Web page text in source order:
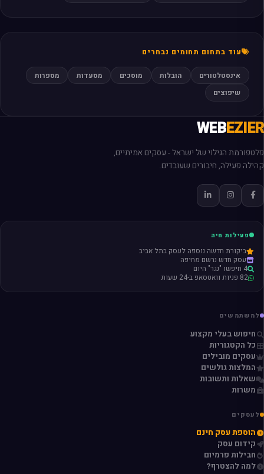
עוד בתחום תחומים נבחרים
אינסטלטורים הובלות מוסכים מסעדות
מספרות
שיפוצים
WEBEZIER
פלטפורמת הגילוי של ישראל - עסקים אמיתיים,
קהילה פעילה, חיבורים שעובדים.
פעילות חיה
ביקורת חדשה נוספה לעסק בתל אביב
עסק חדש נרשם מחיפה
4 חיפשו "נגר" היום
82 פניות וואטסאפ ב-24 שעות
למשתמשים
חיפוש בעלי מקצוע
כל הקטגוריות
עסקים מובילים
המלצות גולשים
שאלות ותשובות
משרות
לעסקים
הוספת עסק חינם
קידום עסק
חבילות פרמיום
למה להצטרף?